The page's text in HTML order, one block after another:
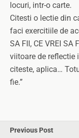
locuri, intr-o carte.
Citesti o lectie din
faci exercitiile de
SA FII, CE VREI SA
viitoare de reflectie
citeste, aplica…
fie.”
Previous Post